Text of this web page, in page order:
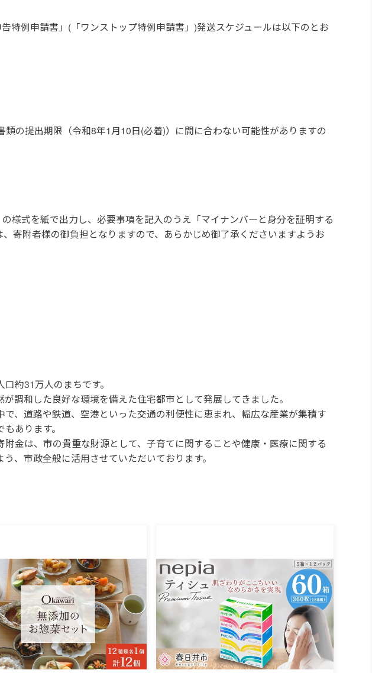
特例申請書」(「ワンストップ特例申請書」)発送スケジュールは以下のとお
の提出期限（令和8年1月10日(必着)）に間に合わない可能性がありますの
式を紙で出力し、必要事項を記入のうえ「マイナンバーと身分を証明する
寄附者様の御負担となりますので、あらかじめ御了承くださいますようお
約31万人のまちです。
調和した良好な環境を備えた住宅都市として発展してきました。
、道路や鉄道、空港といった交通の利便性に恵まれ、幅広な産業が集積す
あります。
金は、市の貴重な財源として、子育てに関することや健康・医療に関する
、市政全般に活用させていただいております。